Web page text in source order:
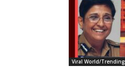
Viral World/Trending